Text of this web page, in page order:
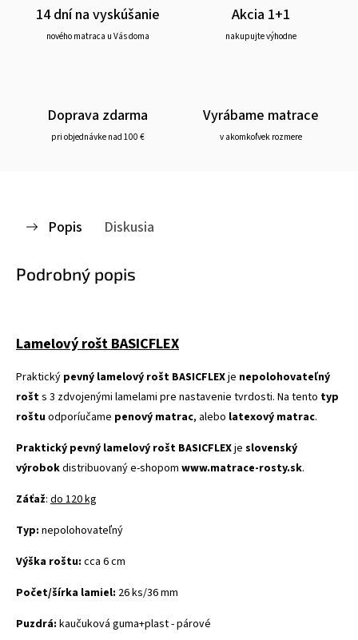
14 dní na vyskúšanie
nového matraca u Vás doma
Akcia 1+1
nakupujte výhodne
Doprava zdarma
pri objednávke nad 100 €
Vyrábame matrace
v akomkoľvek rozmere
Popis Diskusia
Podrobný popis
Lamelový rošt BASICFLEX
Praktický pevný lamelový rošt BASICFLEXje nepolohovateľný
rošts 3 zdvojenými lamelami pre nastavenie tvrdosti. Na tento typ
roštuodporíučame penový matrac, alebo latexový matrac.
Praktický pevný lamelový rošt BASICFLEXje slovenský
výrobokdistribuovaný e-shopom www.matrace-rosty.sk.
Záťaž: do 120 kg
Typ: nepolohovateľný
Výška roštu: cca 6 cm
Počet/šírka lamiel: 26 ks/36 mm
Puzdrá: kaučuková guma+plast - párové